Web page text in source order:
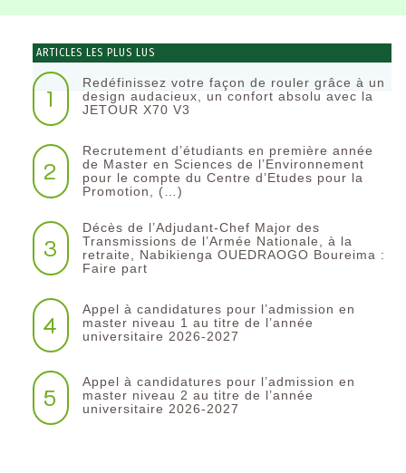
ARTICLES LES PLUS LUS
1
Redéfinissez votre façon de rouler grâce à un
design audacieux, un confort absolu avec la
JETOUR X70 V3
2
Recrutement d’étudiants en première année
de Master en Sciences de l’Environnement
pour le compte du Centre d’Etudes pour la
Promotion, (…)
3
Décès de l’Adjudant-Chef Major des
Transmissions de l’Armée Nationale, à la
retraite, Nabikienga OUEDRAOGO Boureima :
Faire part
4
Appel à candidatures pour l’admission en
master niveau 1 au titre de l’année
universitaire 2026-2027
5
Appel à candidatures pour l’admission en
master niveau 2 au titre de l’année
universitaire 2026-2027